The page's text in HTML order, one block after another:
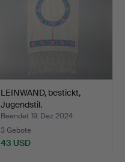
LEINWAND, bestickt,
Jugendstil.
Beendet 19. Dez 2024
3 Gebote
43 USD